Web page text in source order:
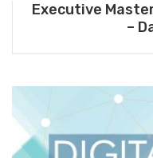
Executive
–